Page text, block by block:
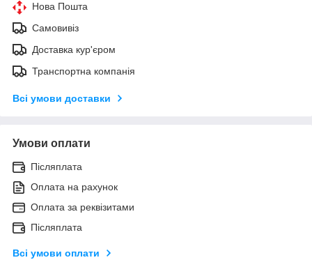
Нова Пошта
Самовивіз
Доставка кур'єром
Транспортна компанія
Всі умови доставки
Умови оплати
Післяплата
Оплата на рахунок
Оплата за реквізитами
Післяплата
Всі умови оплати